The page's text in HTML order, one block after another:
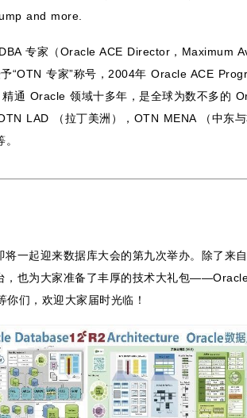
and more.
专家（Oracle ACE Director，Maximum
“OTN 专家”称号，2004年 Oracle ACE
通 Oracle 领域十多年，是全球为数不多的
LAD （拉丁美洲），OTN MENA （中东
一起迎来数据库大会的第九次举办。除了来
，也为大家准备了丰厚的技术大礼包
们，欢迎大家届时光临！